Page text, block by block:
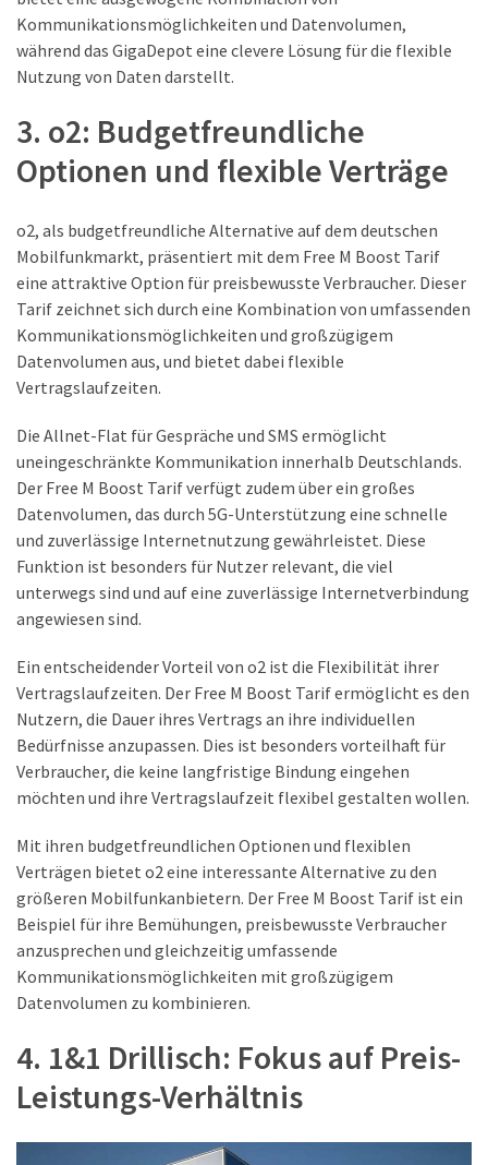
(18)Kommunikationsmöglichkeiten und Datenvolumen,
während das GigaDepot eine clevere Lösung für die flexible
Nutzung von Daten darstellt.
3. o2: Budgetfreundliche
Optionen und flexible Verträge
o2, als budgetfreundliche Alternative auf dem deutschen
Mobilfunkmarkt, präsentiert mit dem Free M Boost Tarif
eine attraktive Option für preisbewusste Verbraucher. Dieser
Tarif zeichnet sich durch eine Kombination von umfassenden
Kommunikationsmöglichkeiten und großzügigem
Datenvolumen aus, und bietet dabei flexible
Vertragslaufzeiten.
Die Allnet-Flat für Gespräche und SMS ermöglicht
uneingeschränkte Kommunikation innerhalb Deutschlands.
Der Free M Boost Tarif verfügt zudem über ein großes
Datenvolumen, das durch 5G-Unterstützung eine schnelle
und zuverlässige Internetnutzung gewährleistet. Diese
Funktion ist besonders für Nutzer relevant, die viel
unterwegs sind und auf eine zuverlässige Internetverbindung
angewiesen sind.
Ein entscheidender Vorteil von o2 ist die Flexibilität ihrer
Vertragslaufzeiten. Der Free M Boost Tarif ermöglicht es den
Nutzern, die Dauer ihres Vertrags an ihre individuellen
Bedürfnisse anzupassen. Dies ist besonders vorteilhaft für
Verbraucher, die keine langfristige Bindung eingehen
möchten und ihre Vertragslaufzeit flexibel gestalten wollen.
Mit ihren budgetfreundlichen Optionen und flexiblen
Verträgen bietet o2 eine interessante Alternative zu den
größeren Mobilfunkanbietern. Der Free M Boost Tarif ist ein
Beispiel für ihre Bemühungen, preisbewusste Verbraucher
anzusprechen und gleichzeitig umfassende
Kommunikationsmöglichkeiten mit großzügigem
Datenvolumen zu kombinieren.
4. 1&1 Drillisch: Fokus auf Preis-
Leistungs-Verhältnis